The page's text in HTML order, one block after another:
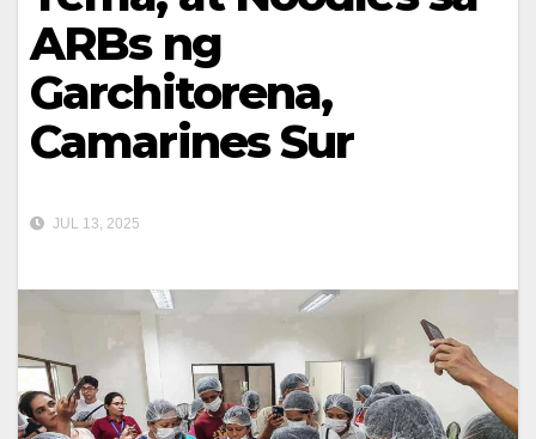
ARBs ng
Garchitorena,
Camarines Sur
JUL 13, 2025